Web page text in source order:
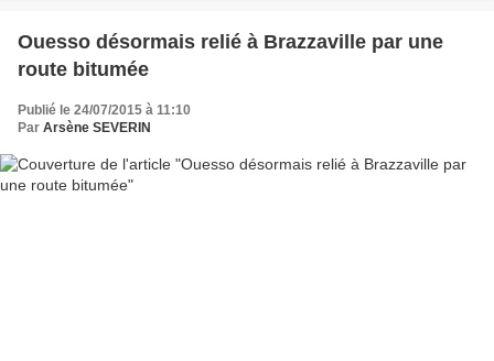
Ouesso désormais relié à Brazzaville par une
route bitumée
Publié le 24/07/2015 à 11:10
Par Arsène SEVERIN